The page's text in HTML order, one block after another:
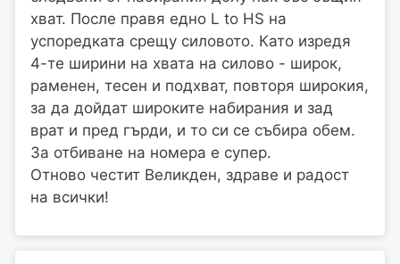
хват. После правя едно L to HS на
успоредката срещу силовото. Като изредя
4-те ширини на хвата на силово - широк,
раменен, тесен и подхват, повторя широкия,
за да дойдат широките набирания и зад
врат и пред гърди, и то си се събира обем.
За отбиване на номера е супер.
Отново честит Великден, здраве и радост
на всички!